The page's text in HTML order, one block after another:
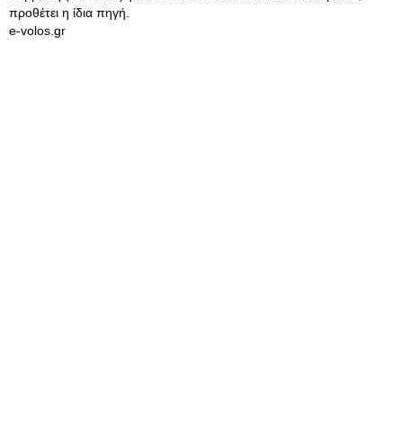
προθέτει η ίδια πηγή.
e-volos.gr